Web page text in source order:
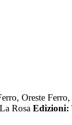
Oreste Ferro,
Rosa Edizioni: